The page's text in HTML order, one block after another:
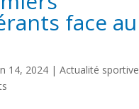
face au
14, 2024| Actualité sportive